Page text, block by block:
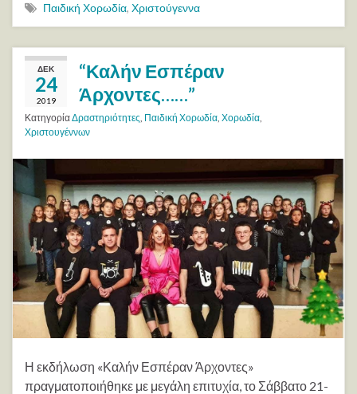
Παιδική Χορωδία, Χριστούγεννα
ΔΕΚ
24
2019
“Καλήν Εσπέραν
Άρχοντες……”
ΚατηγορίαΔραστηριότητες, Παιδική Χορωδία, Χορωδία,
Χριστουγέννων
Η εκδήλωση «Καλήν Εσπέραν Άρχοντες»
πραγματοποιήθηκε με μεγάλη επιτυχία, το Σάββατο 21-